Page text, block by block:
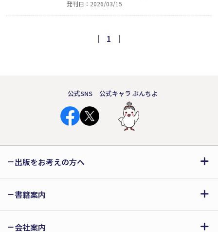
れない「当たり前のように行われている
技能のあり方を丁寧に描く。地味で見過
発刊日：2026/03/15
｜ 1 ｜
公式SNS 公式キャラ ぶんちよ
出版をお考えの方へ
書籍案内
会社案内